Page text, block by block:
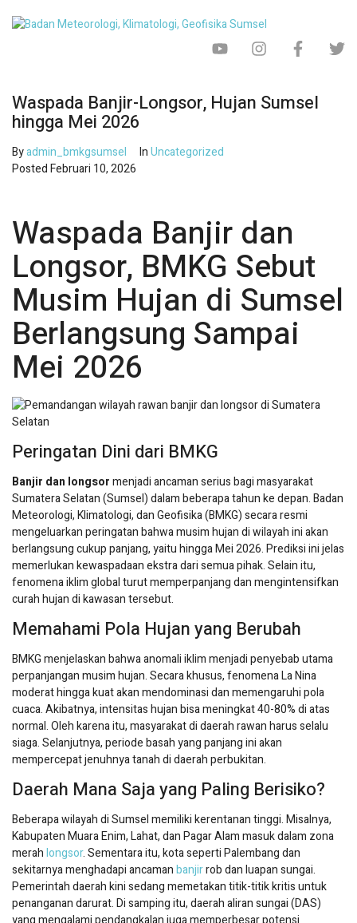
Waspada Banjir-Longsor, Hujan Sumsel
hingga Mei 2026
Byadmin_bmkgsumsel InUncategorized
PostedFebruari 10, 2026
Waspada Banjir dan
Longsor, BMKG Sebut
Musim Hujan di Sumsel
Berlangsung Sampai
Mei 2026
Peringatan Dini dari BMKG
Banjir dan longsormenjadi ancaman serius bagi masyarakat
Sumatera Selatan (Sumsel) dalam beberapa tahun ke depan. Badan
Meteorologi, Klimatologi, dan Geofisika (BMKG) secara resmi
mengeluarkan peringatan bahwa musim hujan di wilayah ini akan
berlangsung cukup panjang, yaitu hingga Mei 2026. Prediksi ini jelas
memerlukan kewaspadaan ekstra dari semua pihak. Selain itu,
fenomena iklim global turut memperpanjang dan mengintensifkan
curah hujan di kawasan tersebut.
Memahami Pola Hujan yang Berubah
BMKG menjelaskan bahwa anomali iklim menjadi penyebab utama
perpanjangan musim hujan. Secara khusus, fenomena La Nina
moderat hingga kuat akan mendominasi dan memengaruhi pola
cuaca. Akibatnya, intensitas hujan bisa meningkat 40-80% di atas
normal. Oleh karena itu, masyarakat di daerah rawan harus selalu
siaga. Selanjutnya, periode basah yang panjang ini akan
mempercepat jenuhnya tanah di daerah perbukitan.
Daerah Mana Saja yang Paling Berisiko?
Beberapa wilayah di Sumsel memiliki kerentanan tinggi. Misalnya,
Kabupaten Muara Enim, Lahat, dan Pagar Alam masuk dalam zona
merahlongsor. Sementara itu, kota seperti Palembang dan
sekitarnya menghadapi ancamanbanjirrob dan luapan sungai.
Pemerintah daerah kini sedang memetakan titik-titik kritis untuk
penanganan darurat. Di samping itu, daerah aliran sungai (DAS)